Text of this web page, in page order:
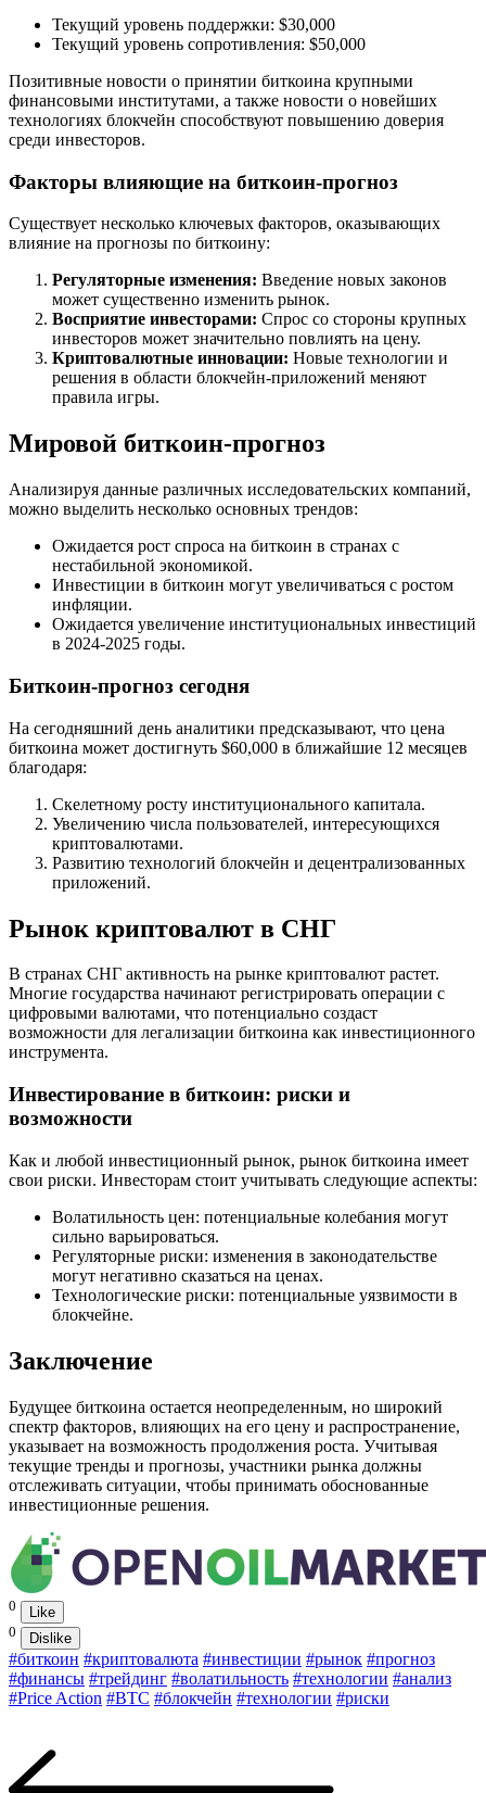
Текущий уровень поддержки: $30,000
Текущий уровень сопротивления: $50,000
Позитивные новости о принятии биткоина крупными
финансовыми институтами, а также новости о новейших
технологиях блокчейн способствуют повышению доверия
среди инвесторов.
Факторы влияющие на биткоин-прогноз
Существует несколько ключевых факторов, оказывающих
влияние на прогнозы по биткоину:
Регуляторные изменения: Введение новых законов
может существенно изменить рынок.
Восприятие инвесторами: Спрос со стороны крупных
инвесторов может значительно повлиять на цену.
Криптовалютные инновации: Новые технологии и
решения в области блокчейн-приложений меняют
правила игры.
Мировой биткоин-прогноз
Анализируя данные различных исследовательских компаний,
можно выделить несколько основных трендов:
Ожидается рост спроса на биткоин в странах с
нестабильной экономикой.
Инвестиции в биткоин могут увеличиваться с ростом
инфляции.
Ожидается увеличение институциональных инвестиций
в 2024-2025 годы.
Биткоин-прогноз сегодня
На сегодняшний день аналитики предсказывают, что цена
биткоина может достигнуть $60,000 в ближайшие 12 месяцев
благодаря:
Скелетному росту институционального капитала.
Увеличению числа пользователей, интересующихся
криптовалютами.
Развитию технологий блокчейн и децентрализованных
приложений.
Рынок криптовалют в СНГ
В странах СНГ активность на рынке криптовалют растет.
Многие государства начинают регистрировать операции с
цифровыми валютами, что потенциально создаст
возможности для легализации биткоина как инвестиционного
инструмента.
Инвестирование в биткоин: риски и
возможности
Как и любой инвестиционный рынок, рынок биткоина имеет
свои риски. Инвесторам стоит учитывать следующие аспекты:
Волатильность цен: потенциальные колебания могут
сильно варьироваться.
Регуляторные риски: изменения в законодательстве
могут негативно сказаться на ценах.
Технологические риски: потенциальные уязвимости в
блокчейне.
Заключение
Будущее биткоина остается неопределенным, но широкий
спектр факторов, влияющих на его цену и распространение,
указывает на возможность продолжения роста. Учитывая
текущие тренды и прогнозы, участники рынка должны
отслеживать ситуации, чтобы принимать обоснованные
инвестиционные решения.
0
Like
0
Dislike
#биткоин #криптовалюта #инвестиции #рынок #прогноз
#финансы #трейдинг #волатильность #технологии #анализ
#Price Action #BTC #блокчейн #технологии #риски